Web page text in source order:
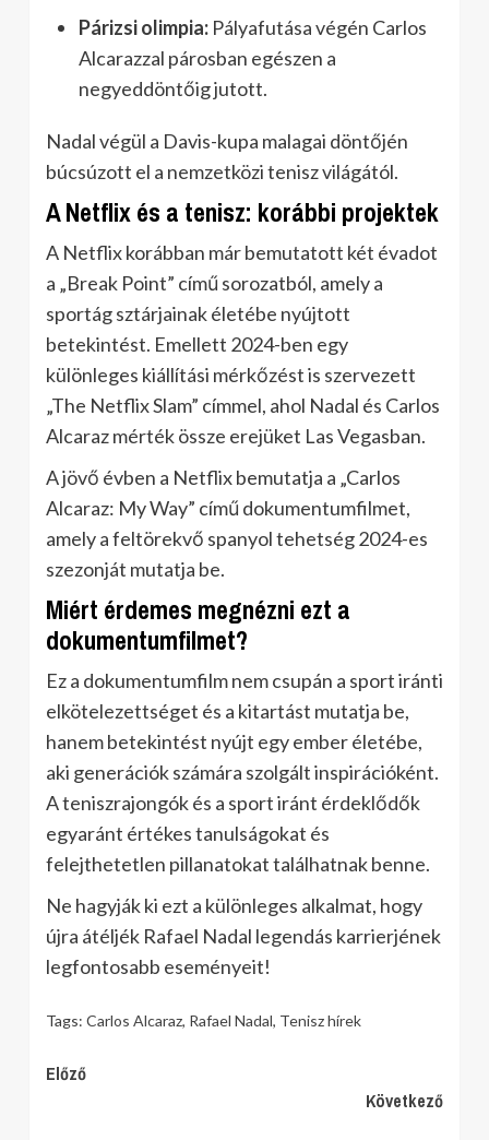
Párizsi olimpia: Pályafutása végén Carlos
Alcarazzal párosban egészen a
negyeddöntőig jutott.
Nadal végül a Davis-kupa malagai döntőjén
búcsúzott el a nemzetközi tenisz világától.
A Netflix és a tenisz: korábbi projektek
A Netflix korábban már bemutatott két évadot
a „Break Point” című sorozatból, amely a
sportág sztárjainak életébe nyújtott
betekintést. Emellett 2024-ben egy
különleges kiállítási mérkőzést is szervezett
„The Netflix Slam” címmel, ahol Nadal és Carlos
Alcaraz mérték össze erejüket Las Vegasban.
A jövő évben a Netflix bemutatja a „Carlos
Alcaraz: My Way” című dokumentumfilmet,
amely a feltörekvő spanyol tehetség 2024-es
szezonját mutatja be.
Miért érdemes megnézni ezt a
dokumentumfilmet?
Ez a dokumentumfilm nem csupán a sport iránti
elkötelezettséget és a kitartást mutatja be,
hanem betekintést nyújt egy ember életébe,
aki generációk számára szolgált inspirációként.
A teniszrajongók és a sport iránt érdeklődők
egyaránt értékes tanulságokat és
felejthetetlen pillanatokat találhatnak benne.
Ne hagyják ki ezt a különleges alkalmat, hogy
újra átéljék Rafael Nadal legendás karrierjének
legfontosabb eseményeit!
Tags: Carlos Alcaraz, Rafael Nadal, Tenisz hírek
Continue
Előző
Következő